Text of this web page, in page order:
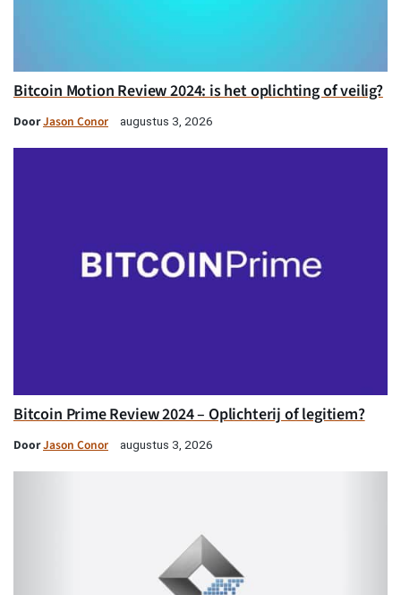
Bitcoin Motion Review 2024: is het oplichting of veilig?
DoorJason Conor augustus 3, 2026
Bitcoin Prime Review 2024 – Oplichterij of legitiem?
DoorJason Conor augustus 3, 2026